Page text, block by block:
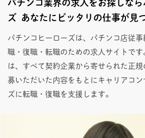
パチンコ業界の求人をお探しな
ズ あなたにピッタリの仕事が見
パチンコヒーローズは、パチンコ店従
職・復職・転職のための求人サイトです
は、すべて契約企業から寄せられた正
募いただいた内容をもとにキャリアコ
ズに転職・復職を支援します。